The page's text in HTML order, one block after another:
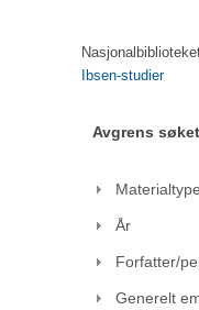
Ibsen-studier
Avgrens søket
År
Forfatter/
Generelt